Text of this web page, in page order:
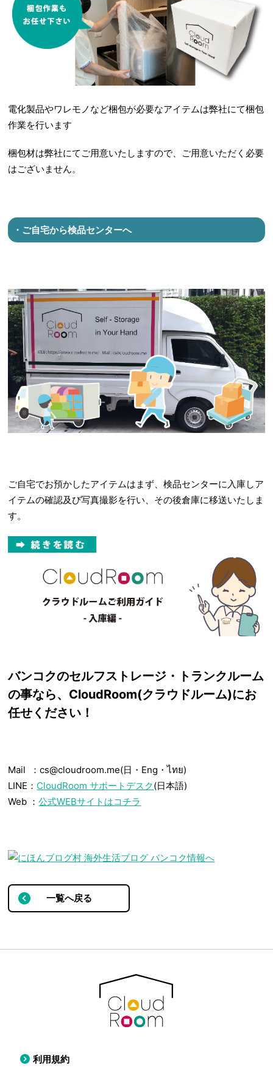
電化製品やワレモノなど梱包が必要なアイテムは弊社にて梱包
作業を行います
梱包材は弊社にてご用意いたしますので、ご用意いただく必要
はございません。
・ご自宅から検品センターへ
ご自宅でお預かしたアイテムはまず、検品センターに入庫しア
イテムの確認及び写真撮影を行い、その後倉庫に移送いたしま
す。
バンコクのセルフストレージ・トランクルーム
の事なら、CloudRoom(クラウドルーム)にお
任せください！
Mail ：cs@cloudroom.me(日・Eng・ไทย)
LINE： CloudRoom サポートデスク(日本語)
Web ：公式WEBサイトはコチラ
一覧へ戻る
利用規約